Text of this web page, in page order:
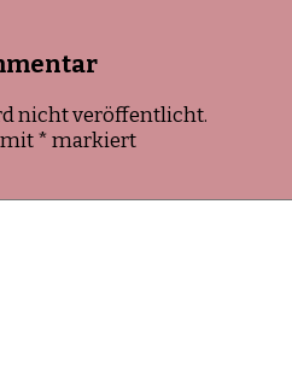
nicht veröffentlicht.
mit*markiert